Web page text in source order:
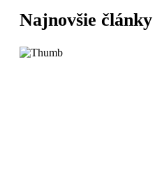
Najnovšie články